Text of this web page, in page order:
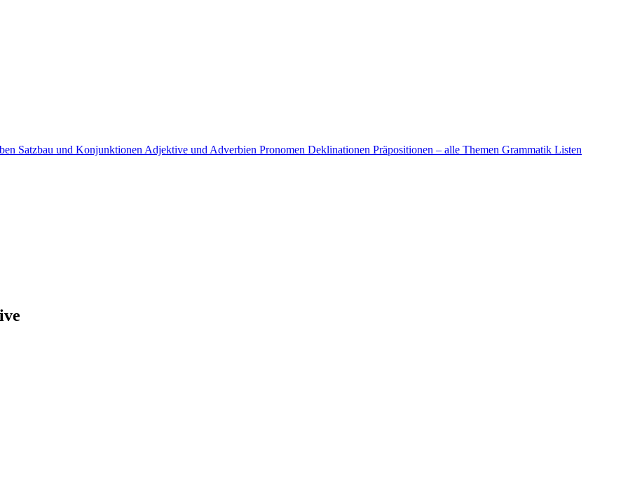
Satzbau und Konjunktionen Adjektive und Adverbien Pronomen Deklinationen Präpositionen – alle Themen Grammatik Listen